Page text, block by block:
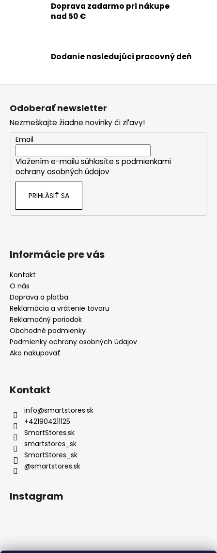
á
i
e
r
v
ý
p
i
s
Doprava zadarmo pri nákupe
nad 50 €
Dodanie nasledujúci pracovný deň
Z
Odoberať newsletter
Nezmeškajte žiadne novinky či zľavy!
Email
Vložením e-mailu súhlasíte s podmienkami
ochrany osobných údajov
PRIHLÁSIŤ SA
Informácie pre vás
Kontakt
O nás
Doprava a platba
Reklamácia a vrátenie tovaru
Reklamačný poriadok
Obchodné podmienky
Podmienky ochrany osobných údajov
Ako nakupovať
Kontakt
info@smartstores.sk
+421904211125
SmartStores.sk
smartstores_sk
SmartStores_sk
@smartstores.sk
Instagram